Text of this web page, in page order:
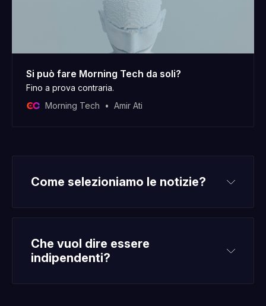
Si può fare Morning Tech da soli?
Fino a prova contraria.
Morning Tech
Amir Ati
Come selezioniamo le notizie?
Che vuol dire essere
indipendenti?